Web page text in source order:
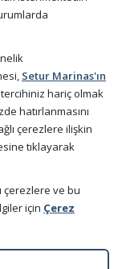
Setur Marinas'ın
tercihiniz hariç olmak
hatırlanmasını
çerezlere ilişkin
tıklayarak
çerezlere ve bu
için Çerez